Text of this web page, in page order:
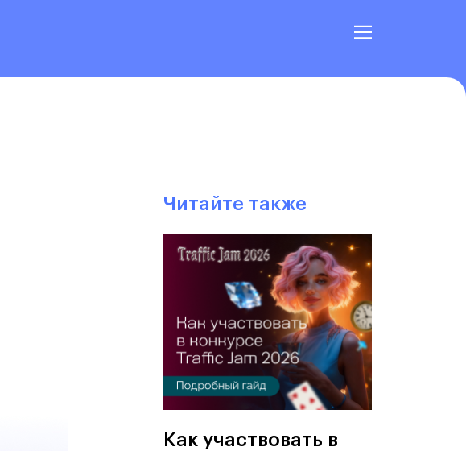
Читайте также
Как участвовать в